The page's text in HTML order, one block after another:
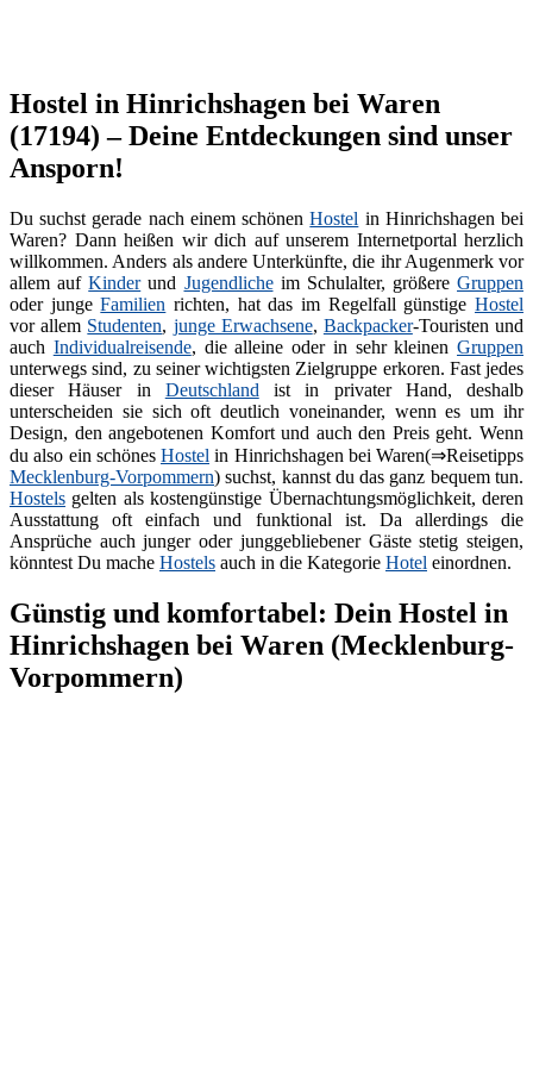
Hostel in Hinrichshagen bei Waren
(17194) – Deine Entdeckungen sind unser
Ansporn!
Du suchst gerade nach einem schönenHostel in Hinrichshagen bei
Waren? Dann heißen wir dich auf unserem Internetportal herzlich
willkommen. Anders als andere Unterkünfte, die ihr Augenmerk vor
allem aufKinderund Jugendlicheim Schulalter, größere Gruppen
oder jungeFamilien richten, hat das im Regelfall günstigeHostel
vor allem Studenten, junge Erwachsene, Backpacker-Touristen und
auch Individualreisende, die alleine oder in sehr kleinen Gruppen
unterwegs sind, zu seiner wichtigsten Zielgruppe erkoren. Fast jedes
dieser Häuser in Deutschland ist in privater Hand, deshalb
unterscheiden sie sich oft deutlich voneinander, wenn es um ihr
Design, den angebotenen Komfort und auch den Preis geht. Wenn
du also ein schönes Hostel in Hinrichshagen bei Waren(⇒Reisetipps
Mecklenburg-Vorpommern) suchst, kannst du das ganz bequem tun.
Hostels gelten als kostengünstige Übernachtungsmöglichkeit, deren
Ausstattung oft einfach und funktional ist. Da allerdings die
Ansprüche auch junger oder junggebliebener Gäste stetig steigen,
könntest Du mache Hostels auch in die Kategorie Hotel einordnen.
Günstig und komfortabel: Dein Hostel in
Hinrichshagen bei Waren (Mecklenburg-
Vorpommern)